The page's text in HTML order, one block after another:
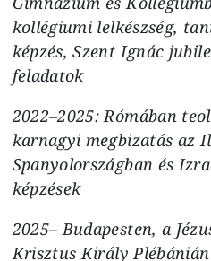
kollégiumi lelkészség,
képzés, Szent Ignác
feladatok
2022–2025: Rómában
karnagyi megbizatás az
Spanyolországban és
képzések
2025– Budapesten, a
Krisztus Király